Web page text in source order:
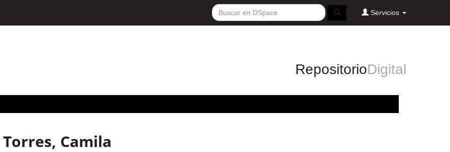
Servicios
RepositorioDigital
Camila